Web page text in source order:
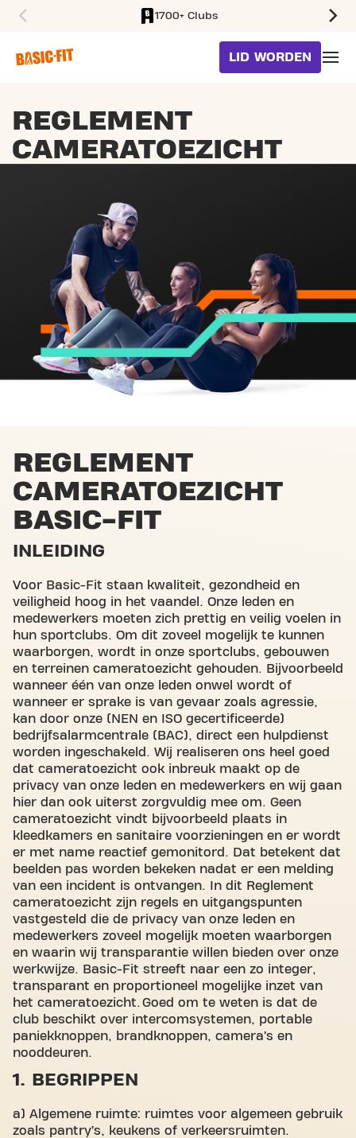
1700+ Clubs
LID WORDEN
REGLEMENT
CAMERATOEZICHT
REGLEMENT
CAMERATOEZICHT
BASIC-FIT
INLEIDING
Voor Basic-Fit staan kwaliteit, gezondheid en
veiligheid hoog in het vaandel. Onze leden en
medewerkers moeten zich prettig en veilig voelen in
hun sportclubs. Om dit zoveel mogelijk te kunnen
waarborgen, wordt in onze sportclubs, gebouwen
en terreinen cameratoezicht gehouden. Bijvoorbeeld
wanneer één van onze leden onwel wordt of
wanneer er sprake is van gevaar zoals agressie,
kan door onze (NEN en ISO gecertificeerde)
bedrijfsalarmcentrale (BAC), direct een hulpdienst
worden ingeschakeld. Wij realiseren ons heel goed
dat cameratoezicht ook inbreuk maakt op de
privacy van onze leden en medewerkers en wij gaan
hier dan ook uiterst zorgvuldig mee om. Geen
cameratoezicht vindt bijvoorbeeld plaats in
kleedkamers en sanitaire voorzieningen en er wordt
er met name reactief gemonitord. Dat betekent dat
beelden pas worden bekeken nadat er een melding
van een incident is ontvangen. In dit Reglement
cameratoezicht zijn regels en uitgangspunten
vastgesteld die de privacy van onze leden en
medewerkers zoveel mogelijk moeten waarborgen
en waarin wij transparantie willen bieden over onze
werkwijze. Basic-Fit streeft naar een zo integer,
transparant en proportioneel mogelijke inzet van
het cameratoezicht. Goed om te weten is dat de
club beschikt over intercomsystemen, portable
paniekknoppen, brandknoppen, camera’s en
nooddeuren.
1. BEGRIPPEN
a) Algemene ruimte: ruimtes voor algemeen gebruik
zoals pantry’s, keukens of verkeersruimten.